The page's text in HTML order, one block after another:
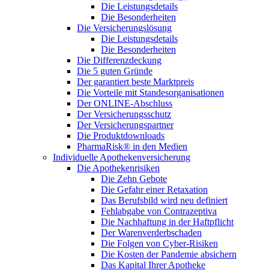
Die Leistungsdetails
Die Besonderheiten
Die Versicherungslösung
Die Leistungsdetails
Die Besonderheiten
Die Differenzdeckung
Die 5 guten Gründe
Der garantiert beste Marktpreis
Die Vorteile mit Standesorganisationen
Der ONLINE-Abschluss
Der Versicherungsschutz
Der Versicherungspartner
Die Produktdownloads
PharmaRisk® in den Medien
Individuelle Apothekenversicherung
Die Apothekenrisiken
Die Zehn Gebote
Die Gefahr einer Retaxation
Das Berufsbild wird neu definiert
Fehlabgabe von Contrazeptiva
Die Nachhaftung in der Haftpflicht
Der Warenverderbschaden
Die Folgen von Cyber-Risiken
Die Kosten der Pandemie absichern
Das Kapital Ihrer Apotheke